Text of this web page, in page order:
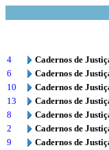
4
Cadernos de
6
Cadernos de
10
Cadernos de
13
Cadernos de
8
Cadernos de
2
Cadernos de
9
Cadernos de